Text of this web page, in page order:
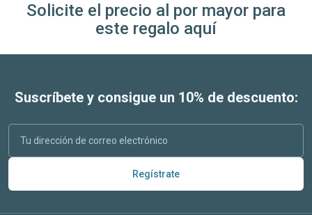
Solicite el precio al por mayor para
este regalo aquí
Suscríbete y consigue un 10% de descuento:
Regístrate